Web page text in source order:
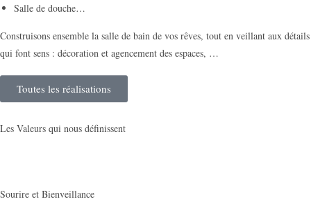
Salle de douche…
Construisons ensemble la salle de bain de vos rêves, tout en veillant aux détails
qui font sens : décoration et agencement des espaces, …
Toutes les réalisations
Les Valeurs qui nous définissent
Sourire et Bienveillance